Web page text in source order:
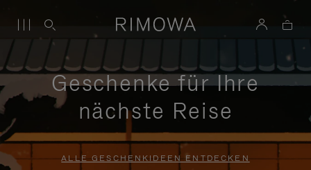
Geschenke für Ihre
nächste Reise
ALLE GESCHENKIDEEN ENTDECKEN